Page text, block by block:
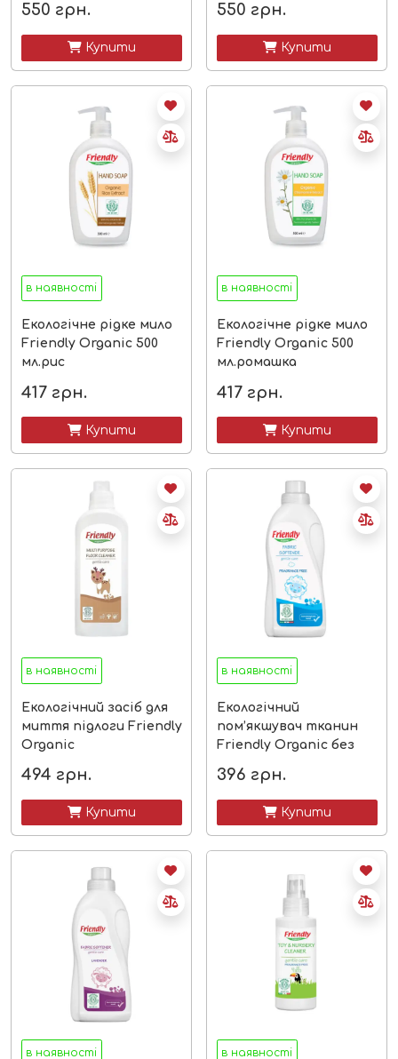
550 грн.
 Купити
550 грн.
 Купити
в наявності
Екологічне рідке мило
Friendly Organic 500
мл.рис
417грн.
 Купити
в наявності
Екологічне рідке мило
Friendly Organic 500
мл.ромашка
417грн.
 Купити
в наявності
Екологічний засіб для
миття підлоги Friendly
Organic
494 грн.
 Купити
в наявності
Екологічний
пом’якшувач тканин
Friendly Organic без
396 грн.
 Купити
в наявності в наявності